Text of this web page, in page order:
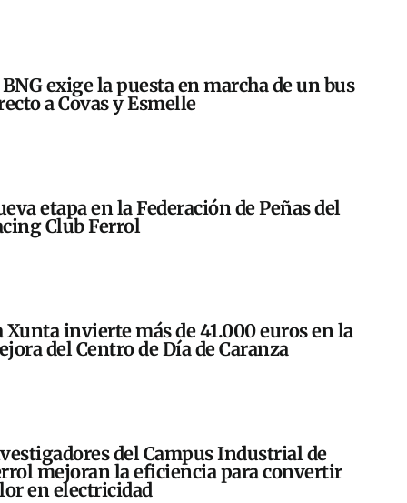
exige la puesta en marcha de un bus
a Covas y Esmelle
etapa en la Federación de Peñas del
Club Ferrol
Xunta invierte más de 41.000 euros en la
del Centro de Día de Caranza
del Campus Industrial de
mejoran la eficiencia para convertir
en electricidad